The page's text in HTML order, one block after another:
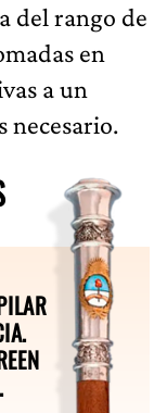
del rango de
en
a un
necesario.